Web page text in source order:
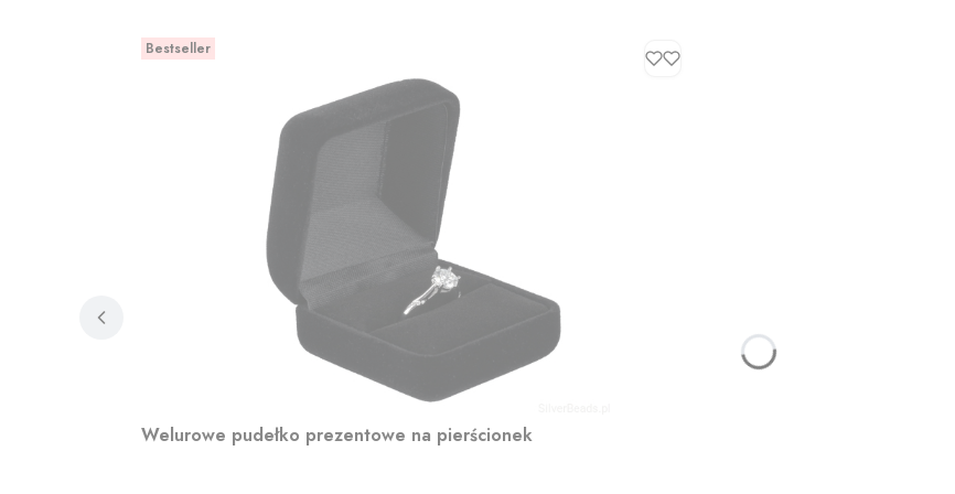
Bestseller
Welurowe pudełko prezentowe na pierścionek